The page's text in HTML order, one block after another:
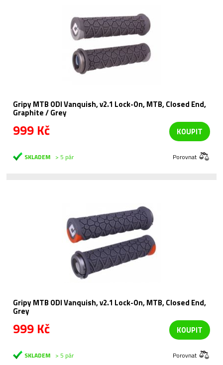
Gripy MTB ODI Vanquish, v2.1 Lock-On, MTB, Closed End,
Graphite / Grey
999 Kč KOUPIT
SKLADEM > 5 pár Porovnat
Gripy MTB ODI Vanquish, v2.1 Lock-On, MTB, Closed End,
Grey
999 Kč KOUPIT
SKLADEM > 5 pár Porovnat